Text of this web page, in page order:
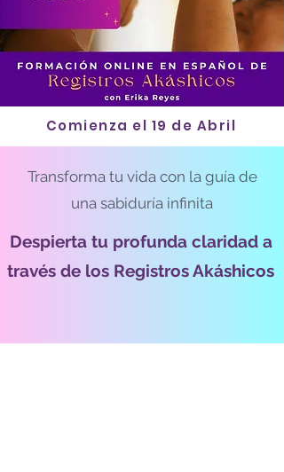
Comienza el 19 de Abril
Transforma tu vida con la guía de
una sabiduría infinita
Despierta tu profunda claridad a
través de los Registros Akáshicos